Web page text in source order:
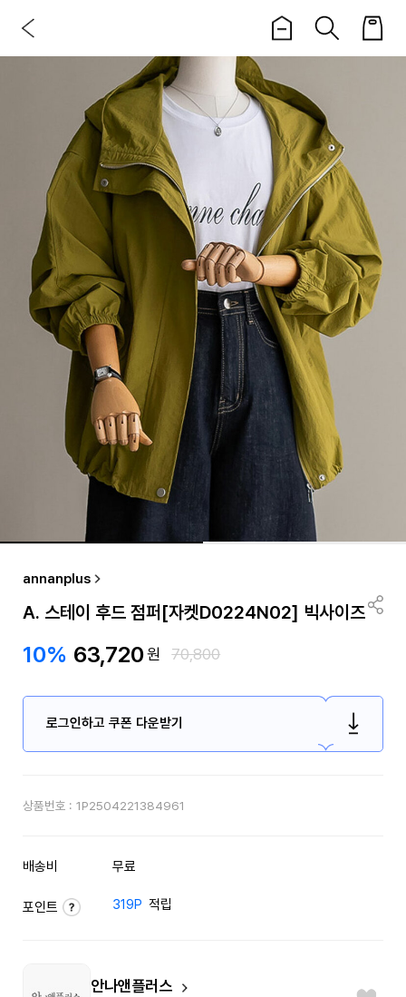
annanplus
A. 스테이 후드 점퍼[자켓D0224N02] 빅사이즈
10% 63,720원 70,800
로그인하고 쿠폰 다운받기
상품번호 : 1P2504221384961
배송비 무료
포인트 319P 적립
안나앤플러스